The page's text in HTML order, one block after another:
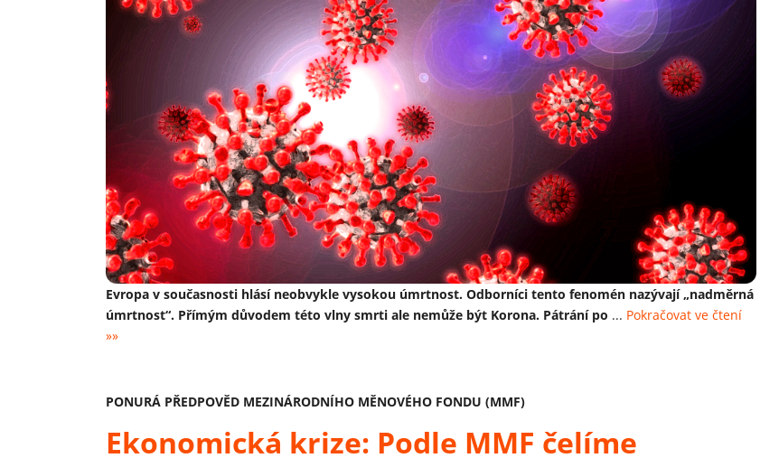
Evropa v současnosti hlásí neobvykle vysokou úmrtnost. Odborníci tento fenomén nazývají „nadměrná
úmrtnost“. Přímým důvodem této vlny smrti ale nemůže být Korona. Pátrání po ... Pokračovat ve čtení
»»
PONURÁ PŘEDPOVĚD MEZINÁRODNÍHO MĚNOVÉHO FONDU (MMF)
Ekonomická krize: Podle MMF čelíme